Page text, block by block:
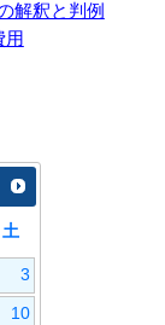
解釈と判例
用
土
3
10